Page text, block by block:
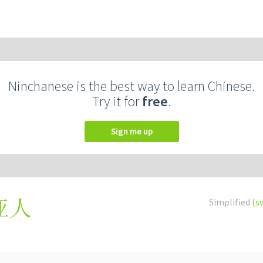
Ninchanese is the best way to learn Chinese.
Try it forfree.
Sign me up
Simplified
人